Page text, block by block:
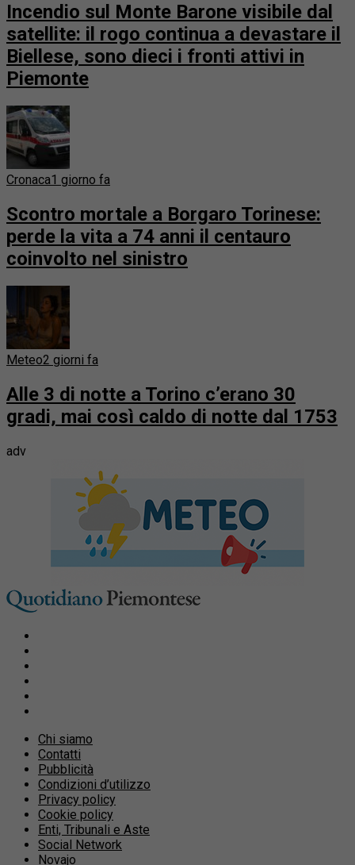
Incendio sul Monte Barone visibile dal
satellite: il rogo continua a devastare il
Biellese, sono dieci i fronti attivi in
Piemonte
Cronaca1 giorno fa
Scontro mortale a Borgaro Torinese:
perde la vita a 74 anni il centauro
coinvolto nel sinistro
Meteo2 giorni fa
Alle 3 di notte a Torino c’erano 30
gradi, mai così caldo di notte dal 1753
adv
Chi siamo
Contatti
Pubblicità
Condizioni d’utilizzo
Privacy policy
Cookie policy
Enti, Tribunali e Aste
Social Network
Novajo